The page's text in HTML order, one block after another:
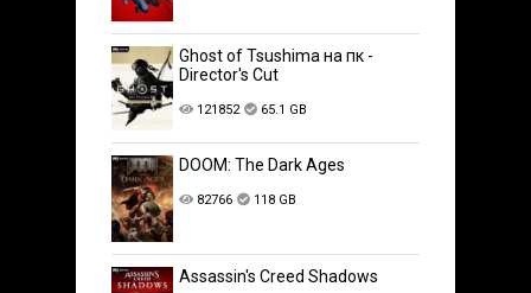
Ghost of Tsushima на пк -
Director's Cut
121852 65.1 GB
DOOM: The Dark Ages
82766 118 GB
Assassin's Creed Shadows